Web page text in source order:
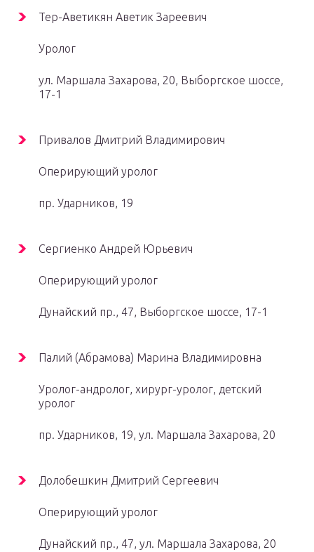
Тер-Аветикян Аветик Зареевич
Уролог
ул. Маршала Захарова, 20, Выборгское шоссе,
17-1
Привалов Дмитрий Владимирович
Оперирующий уролог
пр. Ударников, 19
Сергиенко Андрей Юрьевич
Оперирующий уролог
Дунайский пр., 47, Выборгское шоссе, 17-1
Палий (Абрамова) Марина Владимировна
Уролог-андролог, хирург-уролог, детский
уролог
пр. Ударников, 19, ул. Маршала Захарова, 20
Долобешкин Дмитрий Сергеевич
Оперирующий уролог
Дунайский пр., 47, ул. Маршала Захарова, 20